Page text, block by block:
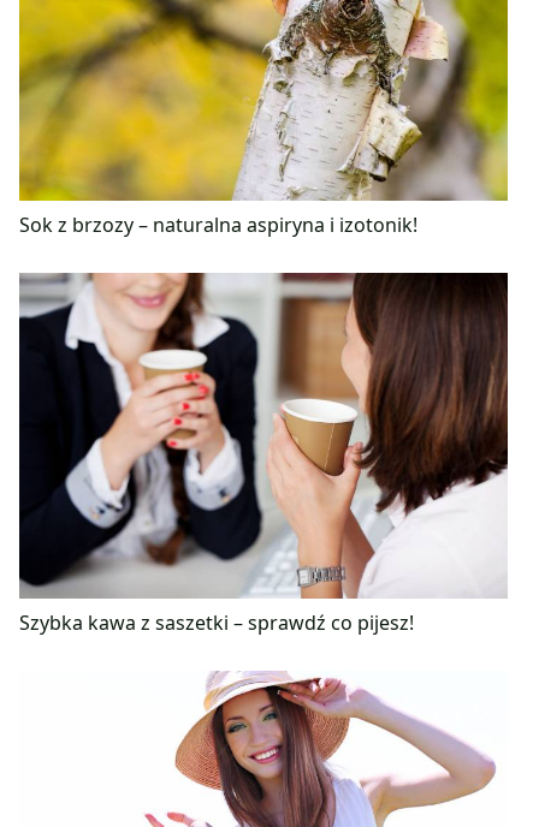
Sok z brzozy – naturalna aspiryna i izotonik!
Szybka kawa z saszetki – sprawdź co pijesz!